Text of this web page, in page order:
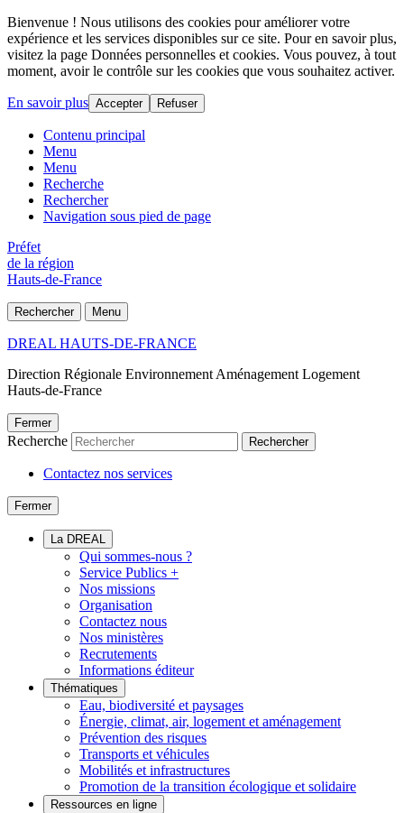
Bienvenue ! Nous utilisons des cookies pour améliorer votre
expérience et les services disponibles sur ce site. Pour en savoir plus,
visitez la page Données personnelles et cookies. Vous pouvez, à tout
moment, avoir le contrôle sur les cookies que vous souhaitez activer.
En savoir plus Accepter Refuser
Contenu principal
Menu
Menu
Recherche
Rechercher
Navigation sous pied de page
Préfet
de la région
Hauts-de-France
Rechercher Menu
DREAL HAUTS-DE-FRANCE
Direction Régionale Environnement Aménagement Logement
Hauts-de-France
Fermer
Recherche Rechercher
Contactez nos services
Fermer
La DREAL
Qui sommes-nous ?
Service Publics +
Nos missions
Organisation
Contactez nous
Nos ministères
Recrutements
Informations éditeur
Thématiques
Eau, biodiversité et paysages
Énergie, climat, air, logement et aménagement
Prévention des risques
Transports et véhicules
Mobilités et infrastructures
Promotion de la transition écologique et solidaire
Ressources en ligne